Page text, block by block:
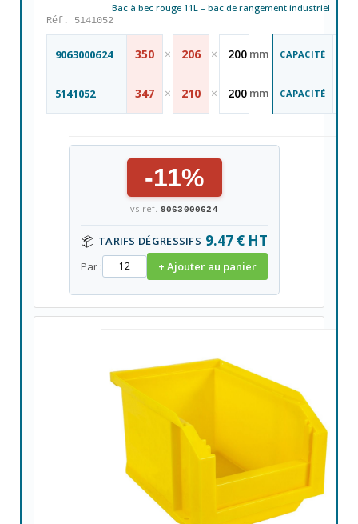
Bac à bec rouge 11L – bac de rangement industriel
Réf. 5141052
9063000624 350 × 206 × 200 mm CAPACITÉ
5141052 347 × 210 × 200 mm CAPACITÉ
-11%
vs réf. 9063000624
📦 TARIFS DÉGRESSIFS 9.47 € HT
Par : + Ajouter au panier